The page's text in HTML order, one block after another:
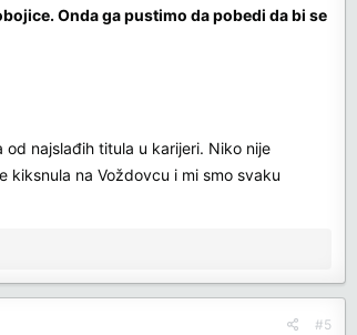
Onda ga pustimo da pobedi da bi se
najslađih titula u karijeri. Niko nije
na Voždovcu i mi smo svaku
#5